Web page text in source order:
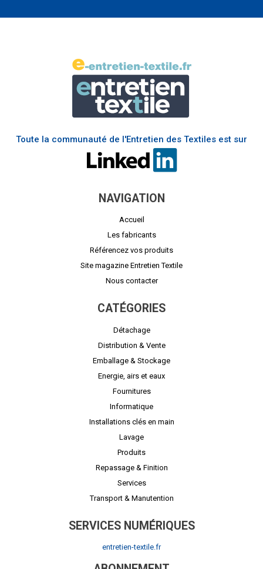
Toute la communauté de l'Entretien des Textiles est sur
NAVIGATION
Accueil
Les fabricants
Référencez vos produits
Site magazine Entretien Textile
Nous contacter
CATÉGORIES
Détachage
Distribution & Vente
Emballage & Stockage
Energie, airs et eaux
Fournitures
Informatique
Installations clés en main
Lavage
Produits
Repassage & Finition
Services
Transport & Manutention
SERVICES NUMÉRIQUES
entretien-textile.fr